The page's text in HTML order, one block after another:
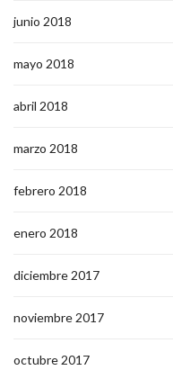
junio 2018
mayo 2018
abril 2018
marzo 2018
febrero 2018
enero 2018
diciembre 2017
noviembre 2017
octubre 2017